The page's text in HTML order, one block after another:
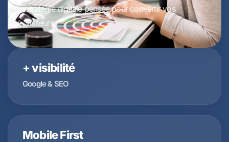
stratégie digitale pensée pour convertir vos
visiteurs.
+ visibilité
Google & SEO
Mobile First